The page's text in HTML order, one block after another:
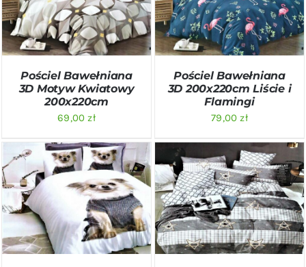
SZCZEGÓŁY
Pościel Bawełniana
3D Motyw Kwiatowy
200x220cm
69,00zł
SZCZEGÓŁY
Pościel Bawełniana
3D 200x220cm Liście i
Flamingi
79,00zł
DODAJ DO KOSZYKA
/
SZCZEGÓŁY
DODAJ DO KOSZYKA
/
SZCZEGÓŁY